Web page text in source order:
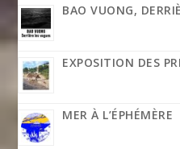
BAO VUONG,
EXPOSITION DES
MER À L’ÉPHÉMÈRE